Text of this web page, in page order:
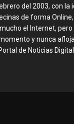
del 2003, con la
de forma
el Internet, pero
y nunca
de Noticias